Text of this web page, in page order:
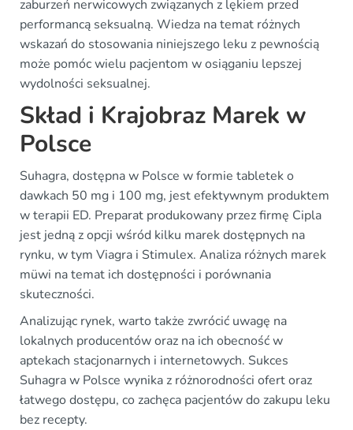
zaburzeń nerwicowych związanych z lękiem przed
performancą seksualną. Wiedza na temat różnych
wskazań do stosowania niniejszego leku z pewnością
może pomóc wielu pacjentom w osiąganiu lepszej
wydolności seksualnej.
Skład i Krajobraz Marek w
Polsce
Suhagra, dostępna w Polsce w formie tabletek o
dawkach 50 mg i 100 mg, jest efektywnym produktem
w terapii ED. Preparat produkowany przez firmę Cipla
jest jedną z opcji wśród kilku marek dostępnych na
rynku, w tym Viagra i Stimulex. Analiza różnych marek
müwi na temat ich dostępności i porównania
skuteczności.
Analizując rynek, warto także zwrócić uwagę na
lokalnych producentów oraz na ich obecność w
aptekach stacjonarnych i internetowych. Sukces
Suhagra w Polsce wynika z różnorodności ofert oraz
łatwego dostępu, co zachęca pacjentów do zakupu leku
bez recepty.